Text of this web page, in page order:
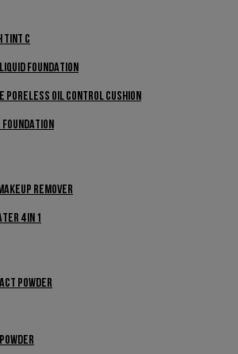
Tint C
Foundation
Poreless Oil Control Cushion
Foundation
Makeup Remover
4 in 1
Powder